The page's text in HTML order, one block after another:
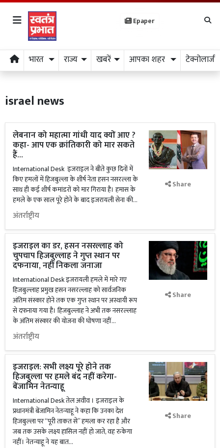
Epaper
भारत राज्य खबरें आपका शहर टेक्नोलाजी
israel news
लेबनान को महात्मा गांधी याद क्यों आए ?
कहा- आप एक क्रांतिकारी को मार सकते
हैं...
International Desk इजराइल ने बीते कुछ दिनों में
किए हमलों में हिजबुल्ला के शीर्ष नेता हसन नसरल्ला के
साथ ही कई शीर्ष कमांडरों को मार गिराया है। हमास के
हमले के एक साल पूरे होने के बाद इजरायली सेना की...
अंतर्राष्ट्रीय
Share
इजराइल का डर, हसन नसरल्लाह को
चुपचाप हिजबुल्लाह ने गुप्त स्थान पर
दफनाया, नहीं निकला जनाजा
International Desk इजरायली हमले में मारे गए
हिजबुल्लाह प्रमुख हसन नसरल्लाह को सार्वजनिक
अंतिम संस्कार होने तक एक गुप्त स्थान पर अस्थायी रूप
से दफनाया गया है। हिजबुल्लाह ने अभी तक नसरल्लाह
के अंतिम संस्कार की योजना की घोषणा नहीं...
अंतर्राष्ट्रीय
Share
इजराइल: सभी लक्ष्य पूरे होने तक
हिजबुल्ला पर हमले बंद नहीं करेगा-
बेंजामिन नेतन्याहू
International Desk तेल अवीव । इजराइल के
प्रधानमंत्री बेंजामिन नेतन्याहू ने कहा कि उनका देश
हिजबुल्ला पर “पूरी ताकत से” हमला कर रहा है और
जब तक उसके लक्ष्य हासिल नहीं हो जाते, वह रुकेगा
नहीं। नेतन्याहू ने यह बात...
Share